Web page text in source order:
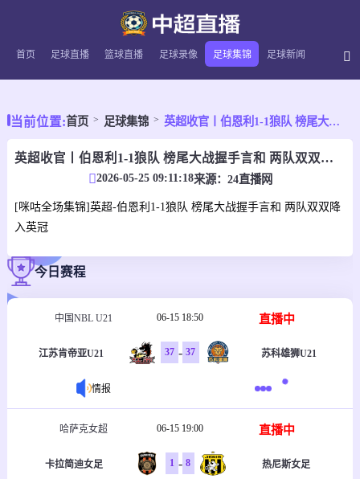
首页 足球直播 篮球直播 足球录像 足球集锦 足球新闻
当前位置:首页 足球集锦 英超收官丨伯恩利1-1狼队 榜尾大战握手言和 两队双双降入英冠
英超收官丨伯恩利1-1狼队 榜尾大战握手言和 两队双双降入英冠
2026-05-25 09:11:18来源： 24直播网
[咪咕全场集锦]英超-伯恩利1-1狼队 榜尾大战握手言和 两队双双降
入英冠
今日赛程
中国NBL U21 06-15 18:50 直播中
江苏肯帝亚U21 37 - 37 苏科雄狮U21
情报
哈萨克女超 06-15 19:00 直播中
卡拉简迪女足 1 - 8 热尼斯女足